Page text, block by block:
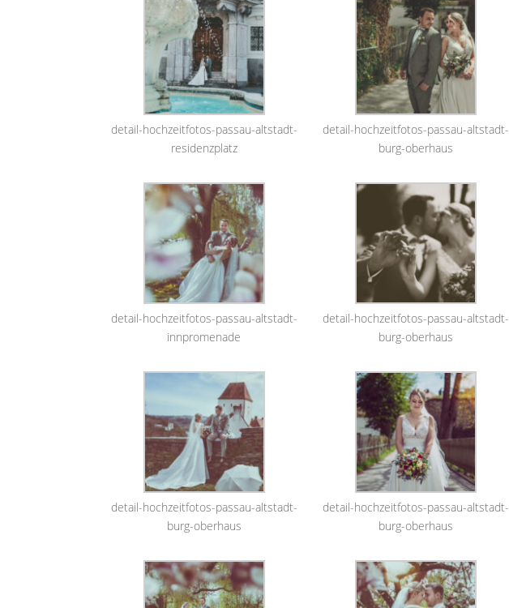
detail-hochzeitfotos-passau-altstadt-
residenzplatz
detail-hochzeitfotos-passau-altstadt-
burg-oberhaus
detail-hochzeitfotos-passau-altstadt-
innpromenade
detail-hochzeitfotos-passau-altstadt-
burg-oberhaus
detail-hochzeitfotos-passau-altstadt-
burg-oberhaus
detail-hochzeitfotos-passau-altstadt-
burg-oberhaus